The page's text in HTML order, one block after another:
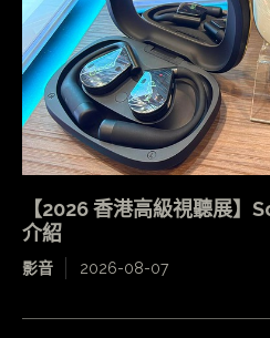
【2026 香港高級視聽展
介紹
影音 2026-08-07